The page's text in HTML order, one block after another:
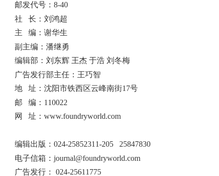
邮发代号：8-40
社 长：刘鸿超
主 编：谢华生
副主编：潘继勇
编辑部：刘东辉 王杰 于浩 刘冬梅
广告发行部主任：王巧智
地 址：沈阳市铁西区云峰南街17号
邮 编：110022
网 址：www.foundryworld.com
编辑出版 ： 024-25852311-205 25847830
电子信箱： journal@foundryworld.com
广告发行：
024-25611775